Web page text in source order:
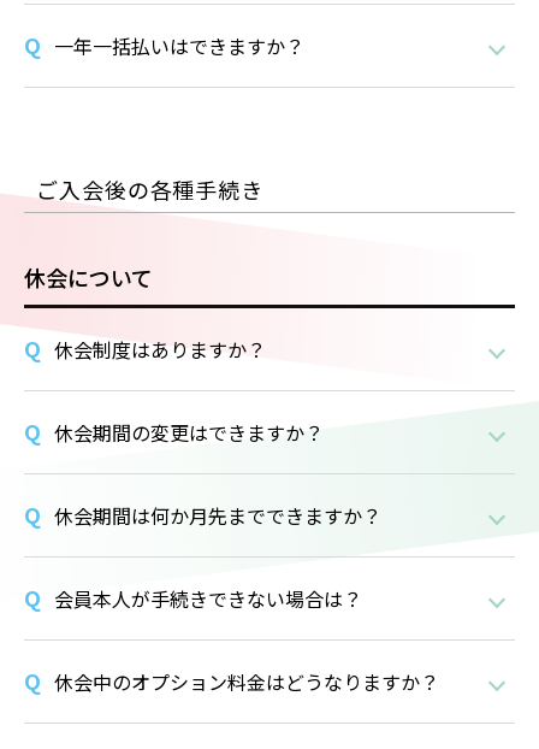
一年一括払いはできますか？
ご入会後の各種手続き
休会について
休会制度はありますか？
休会期間の変更はできますか？
休会期間は何か月先までできますか？
会員本人が手続きできない場合は？
休会中のオプション料金はどうなりますか？